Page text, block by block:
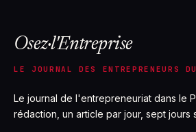
Osez·l'Entreprise
LE JOURNAL DES ENTREPRENEURS
Le journal de l'entrepreneuriat dans le
rédaction, un article par jour, sept jours